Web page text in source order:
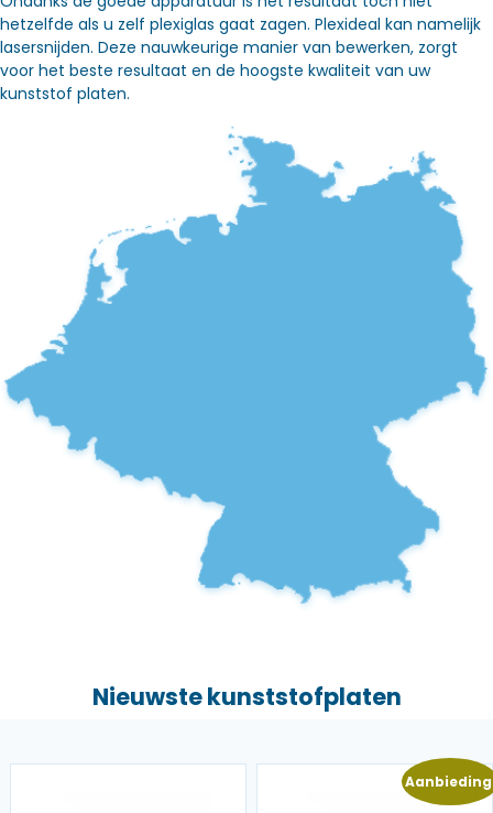
hetzelfde als u zelf plexiglas gaat zagen. Plexideal kan namelijk
lasersnijden. Deze nauwkeurige manier van bewerken, zorgt
voor het beste resultaat en de hoogste kwaliteit van uw
kunststof platen.
Nieuwste kunststofplaten